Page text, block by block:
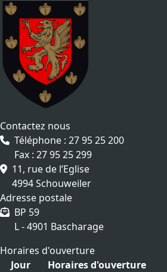
Contactez nous
Téléphone : 27 95 25 200
Fax : 27 95 25 299
11, rue de l’Eglise
4994 Schouweiler
Adresse postale
BP 59
L - 4901 Bascharage
Horaires d'ouverture
Jour
Horaires d'ouverture